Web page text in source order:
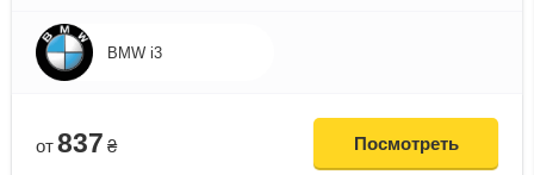
BMW i3
от 837 ₴ Посмотреть